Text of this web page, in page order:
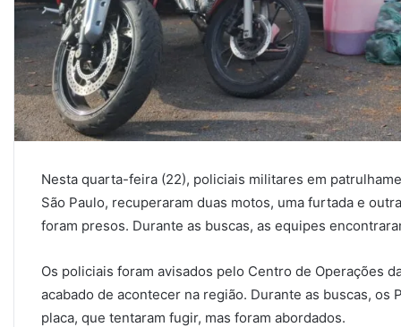
Nesta quarta-feira (22), policiais militares em
São Paulo, recuperaram duas motos, uma furtada e
foram presos. Durante as buscas, as equipes
Os policiais foram avisados pelo Centro de Operações
acabado de acontecer na região. Durante as buscas, os
placa, que tentaram fugir, mas foram abordados.